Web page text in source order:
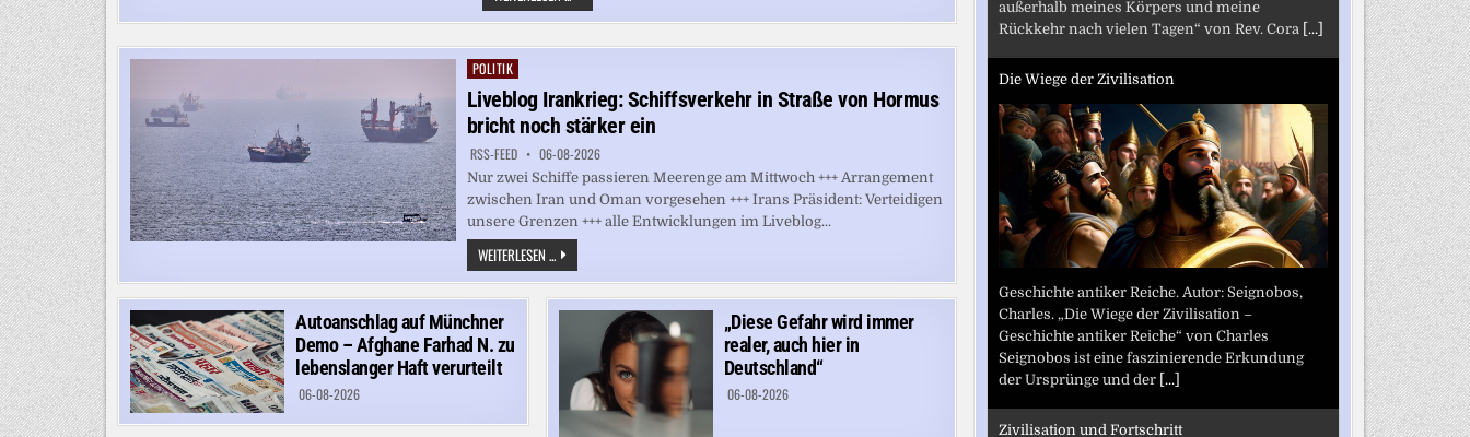
FLUGZEUG
NEBEN
DROHNE
MUNITION
BELADEN
Posted
in
POLITIK
Liveblog Irankrieg: Schiffsverkehr in Straße von Hormus
bricht noch stärker ein
RSS-FEED 06-08-2026
Nur zwei Schiffe passieren Meerenge am Mittwoch +++ Arrangement
zwischen Iran und Oman vorgesehen +++ Irans Präsident: Verteidigen
unsere Grenzen +++ alle Entwicklungen im Liveblog...
WEITERLESEN ... LIVEBLOG
IRANKRIEG:
SCHIFFSVERKEHR
IN
STRASSE V
TÄRKER E
Autoanschlag auf Münchner
Demo – Afghane Farhad N. zu
lebenslanger Haft verurteilt
06-08-2026
„Diese Gefahr wird immer
realer, auch hier in
Deutschland“
06-08-2026
außerhalb meines Körpers und meine
Rückkehr nach vielen Tagen“ von Rev. Cora [...]
Die Wiege der Zivilisation
Geschichte antiker Reiche. Autor: Seignobos,
Charles. „Die Wiege der Zivilisation –
Geschichte antiker Reiche“ von Charles
Seignobos ist eine faszinierende Erkundung
der Ursprünge und der [...]
Zivilisation und Fortschritt